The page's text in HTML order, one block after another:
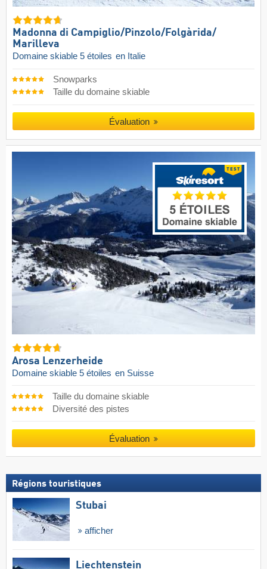
Madonna di Campiglio/​Pinzolo/​Folgàrida/​
Marilleva
Domaine skiable 5 étoiles en Italie
Snowparks
Taille du domaine skiable
Évaluation
Arosa Lenzerheide
Domaine skiable 5 étoiles en Suisse
Taille du domaine skiable
Diversité des pistes
Évaluation
Régions touristiques
Stubai
afficher
Liechtenstein